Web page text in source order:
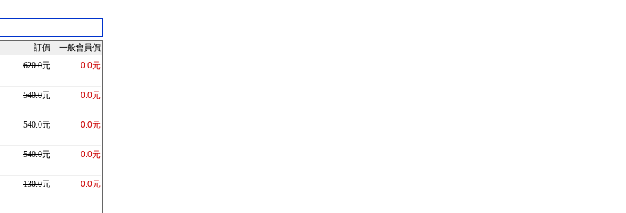
訂價
一般會員價
620.0元 0.0元
540.0元 0.0元
540.0元 0.0元
540.0元 0.0元
130.0元 0.0元